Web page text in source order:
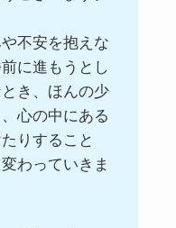
不安を抱えな
に進もうとし
き、ほんの少
心の中にある
りすること
わっていきま